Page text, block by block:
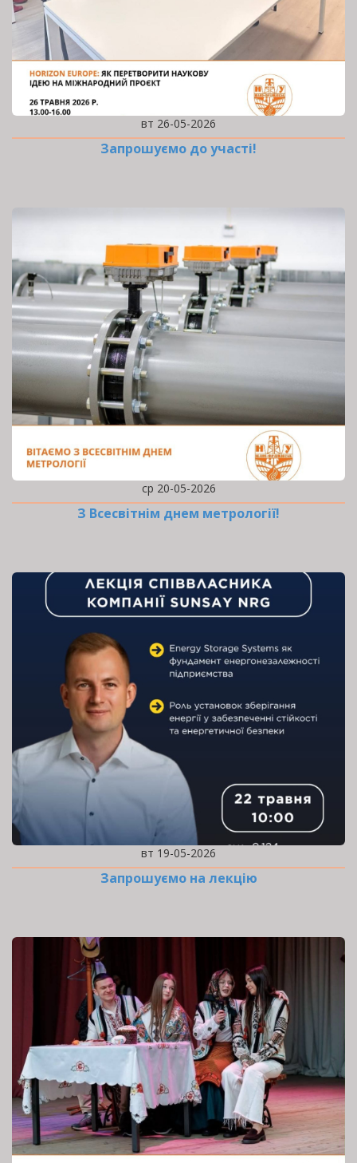
вт 26-05-2026
Запрошуємо до участі!
ср 20-05-2026
З Всесвітнім днем метрології!
вт 19-05-2026
Запрошуємо на лекцію